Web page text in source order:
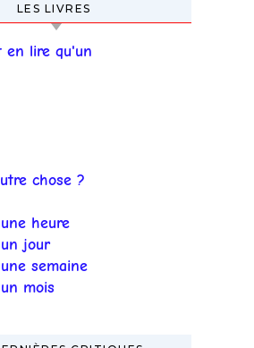
LES LIVRES
en lire qu'un
chose ?
heure
jour
semaine
mois